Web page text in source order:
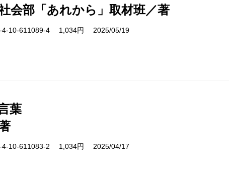
会部「あれから」取材班／著
10-611089-4 1,034円 2025/05/19
葉
10-611083-2 1,034円 2025/04/17